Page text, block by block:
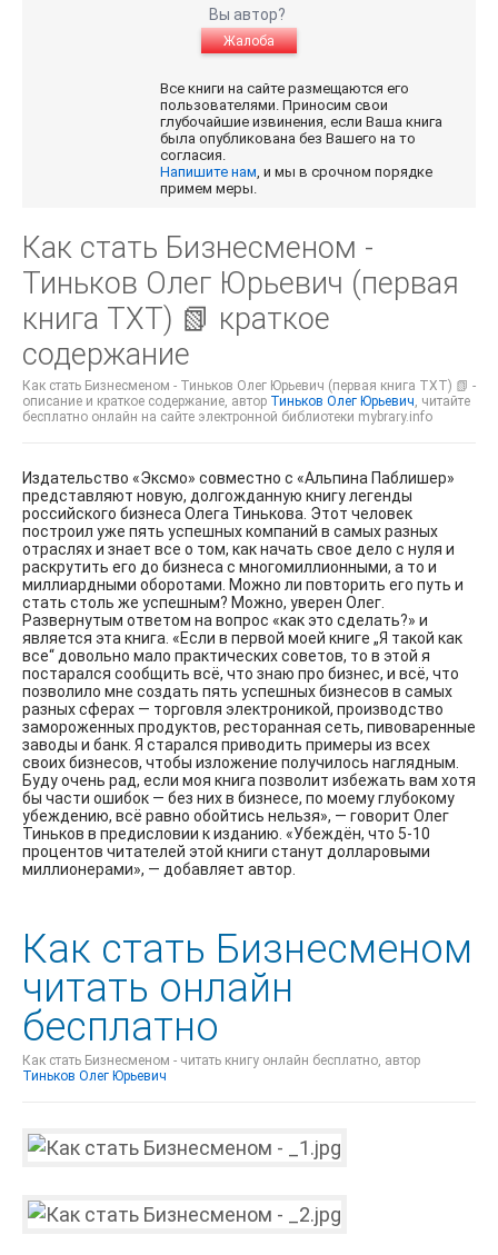
Вы автор?
Жалоба
Все книги на сайте размещаются его
пользователями. Приносим свои
глубочайшие извинения, если Ваша книга
была опубликована без Вашего на то
согласия.
Напишите нам , и мы в срочном порядке
примем меры.
Как стать Бизнесменом -
Тиньков Олег Юрьевич (первая
книга TXT) 📗 краткое
содержание
Как стать Бизнесменом - Тиньков Олег Юрьевич (первая книга TXT) 📗 -
описание и краткое содержание, автор Тиньков Олег Юрьевич, читайте
бесплатно онлайн на сайте электронной библиотеки mybrary.info
Издательство «Эксмо» совместно с «Альпина Паблишер»
представляют новую, долгожданную книгу легенды
российского бизнеса Олега Тинькова. Этот человек
построил уже пять успешных компаний в самых разных
отраслях и знает все о том, как начать свое дело с нуля и
раскрутить его до бизнеса с многомиллионными, а то и
миллиардными оборотами. Можно ли повторить его путь и
стать столь же успешным? Можно, уверен Олег.
Развернутым ответом на вопрос «как это сделать?» и
является эта книга. «Если в первой моей книге „Я такой как
все“ довольно мало практических советов, то в этой я
постарался сообщить всё, что знаю про бизнес, и всё, что
позволило мне создать пять успешных бизнесов в самых
разных сферах — торговля электроникой, производство
замороженных продуктов, ресторанная сеть, пивоваренные
заводы и банк. Я старался приводить примеры из всех
своих бизнесов, чтобы изложение получилось наглядным.
Буду очень рад, если моя книга позволит избежать вам хотя
бы части ошибок — без них в бизнесе, по моему глубокому
убеждению, всё равно обойтись нельзя», — говорит Олег
Тиньков в предисловии к изданию. «Убеждён, что 5-10
процентов читателей этой книги станут долларовыми
миллионерами», — добавляет автор.
Как стать Бизнесменом
читать онлайн
бесплатно
Как стать Бизнесменом - читать книгу онлайн бесплатно, автор
Тиньков Олег Юрьевич